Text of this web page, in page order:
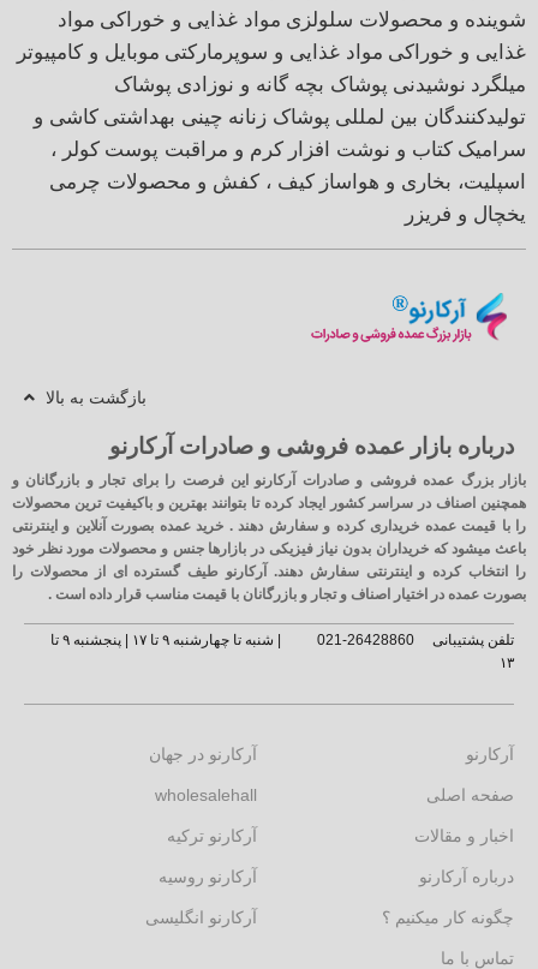
شوینده و محصولات سلولزی مواد غذایی و خوراکی مواد
غذایی و خوراکی مواد غذایی و سوپرمارکتی موبایل و کامپیوتر
میلگرد نوشیدنی پوشاک بچه گانه و نوزادی پوشاک
تولیدکنندگان بین لمللی پوشاک زنانه چینی بهداشتی کاشی و
سرامیک کتاب و نوشت افزار کرم و مراقبت پوست کولر ،
اسپلیت، بخاری و هواساز کیف ، کفش و محصولات چرمی
یخچال و فریزر
بازگشت به بالا
درباره بازار عمده فروشی و صادرات آرکارنو
بازار بزرگ عمده فروشی و صادرات آرکارنو این فرصت را برای تجار و بازرگانان و
همچنین اصناف در سراسر کشور ایجاد کرده تا بتوانند بهترین و باکیفیت ترین محصولات
را با قیمت عمده خریداری کرده و سفارش دهند . خرید عمده بصورت آنلاین و اینترنتی
باعث میشود که خریداران بدون نیاز فیزیکی در بازارها جنس و محصولات مورد نظر خود
را انتخاب کرده و اینترنتی سفارش دهند. آرکارنو طیف گسترده ای از محصولات را
بصورت عمده در اختیار اصناف و تجار و بازرگانان با قیمت مناسب قرار داده است .
تلفن پشتیبانی 26428860-021
| شنبه تا چهارشنبه ۹ تا ۱۷ | پنجشنبه ۹ تا
۱۳
آرکارنو
صفحه اصلی
اخبار و مقالات
درباره آرکارنو
چگونه کار میکنیم ؟
تماس با ما
آرکارنو در جهان
wholesalehall
آرکارنو ترکیه
آرکارنو روسیه
آرکارنو انگلیسی